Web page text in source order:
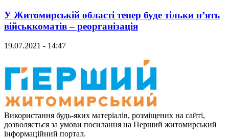
У Житомирській області тепер буде тільки п’ять
військкоматів – реорганізація
19.07.2021 - 14:47
Використання будь-яких матеріалів, розміщених на сайті,
дозволяється за умови посилання на Перший житомирський
інформаційний портал.